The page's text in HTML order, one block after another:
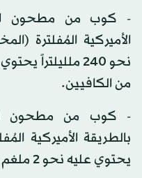
- كوب من مطحون
من الكافيين.
- كوب من مطحون
يحتوي عليه نحو 2 ملغم من الكافيين.